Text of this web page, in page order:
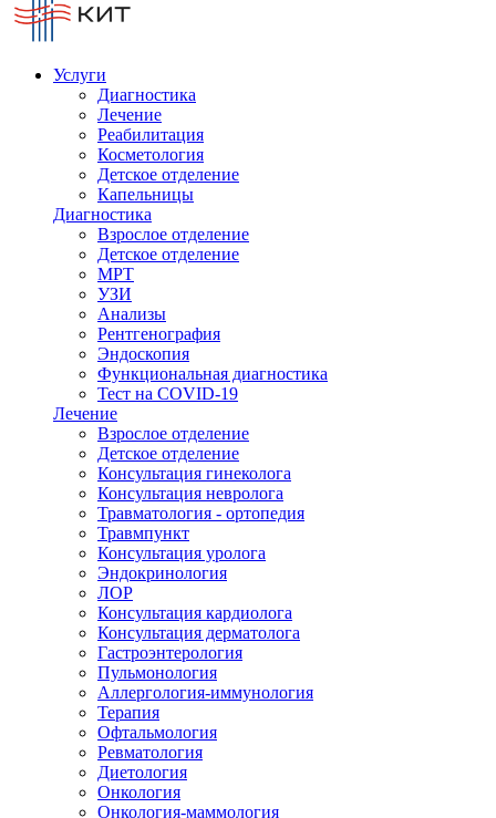
Услуги
Диагностика
Лечение
Реабилитация
Косметология
Детское отделение
Капельницы
Диагностика
Взрослое отделение
Детское отделение
МРТ
УЗИ
Анализы
Рентгенография
Эндоскопия
Функциональная диагностика
Тест на COVID-19
Лечение
Взрослое отделение
Детское отделение
Консультация гинеколога
Консультация невролога
Травматология - ортопедия
Травмпункт
Консультация уролога
Эндокринология
ЛОР
Консультация кардиолога
Консультация дерматолога
Гастроэнтерология
Пульмонология
Аллергология-иммунология
Терапия
Офтальмология
Ревматология
Диетология
Онкология
Онкология-маммология